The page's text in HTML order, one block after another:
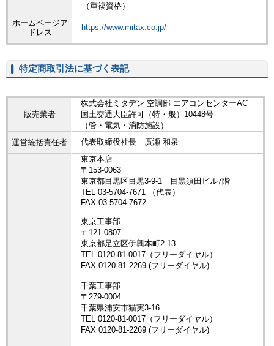
（重複資格）
ホームページア
ドレス
https://www.mitax.co.jp/
特定商取引法に基づく表記
販売業者
株式会社ミタデン 空調部 エアコンセンターAC
国土交通大臣許可（特・般）10448号
（管・電気・消防施設）
運営統括責任者
代表取締役社長 廣瀬 和泉